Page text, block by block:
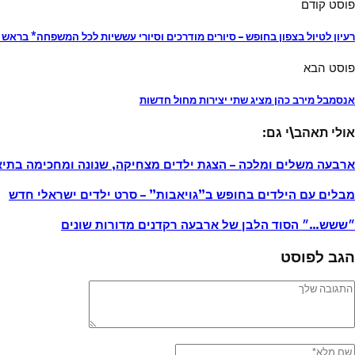
פוסט קודם
רעיון לטיול בצפון בחופש – סיורים מודרכים וסיורי עששיות לכל המשפחה*
פוסט הבא
אנסמבל מירב כהן מציג שתי יצירות מחול חדשות
אולי תאהב\י גם:
ארבעה משלים ומלכה – הצגת ילדים מצחיקה, שנונה ומחכימה
מבלים עם הילדים בחופש ב”גויאבות” – סרט ילדים ישראלי חדש
״ששש…״ הסוד הלבן של ארבעה רקדנים מדורות שונים
הגב לפוסט